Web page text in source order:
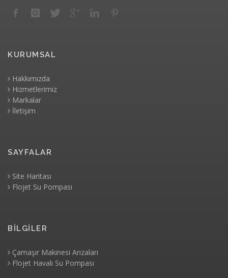
KURUMSAL
Hakkımızda
Hizmetlerimiz
Markalar
İletişim
SAYFALAR
Site Haritası
Flojet Su Pompası
BİLGİLER
Çamaşır Makinesi Arızaları
Flojet Havalı Su Pompası